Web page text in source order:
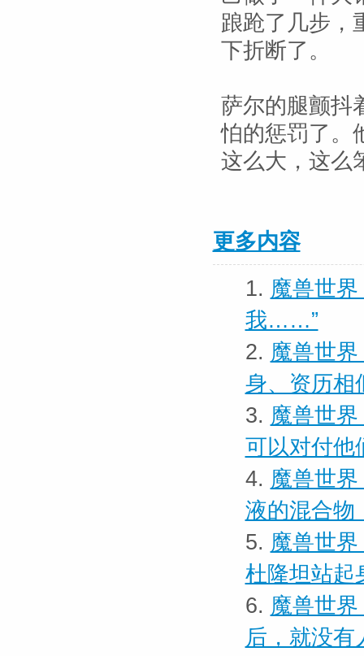
踉跄了几步，
下折断了。
萨尔的腿颤抖
怕的惩罚了。
这么大，这
更多内容
1. 魔兽世
我……”
2. 魔兽世
身、资历相
3. 魔兽世
可以对付他
4. 魔兽世
液的混合物
5. 魔兽世
杜隆坦站起
6. 魔兽世
后，就没有